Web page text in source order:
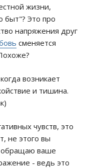
жизни,
быт"? Это про
напряжения друг
сменяется
возникает
и тишина.
чувств, это
не этого вы
обращаю ваше
- ведь это